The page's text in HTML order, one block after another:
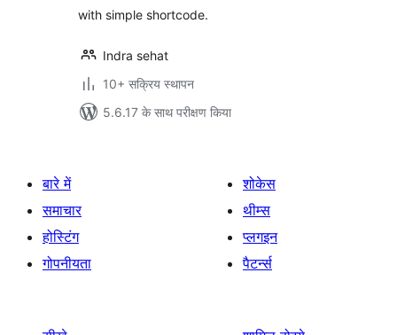
with simple shortcode.
Indra sehat
10+ सक्रिय स्थापन
5.6.17 के साथ परीक्षण किया
बारे में
समाचार
होस्टिंग
गोपनीयता
शोकेस
थीम्स
प्लगइन
पैटर्न्स